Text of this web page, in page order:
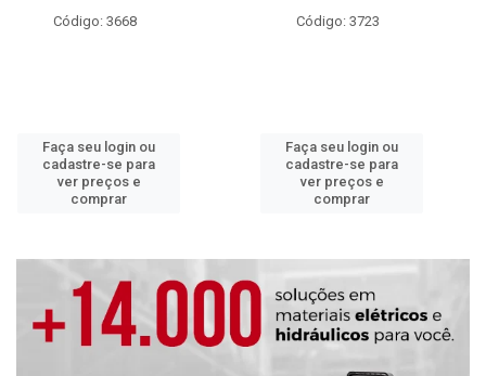
Código: 3668
Faça seu login ou
cadastre-se para
ver preços e
comprar
Código: 3723
Faça seu login ou
cadastre-se para
ver preços e
comprar